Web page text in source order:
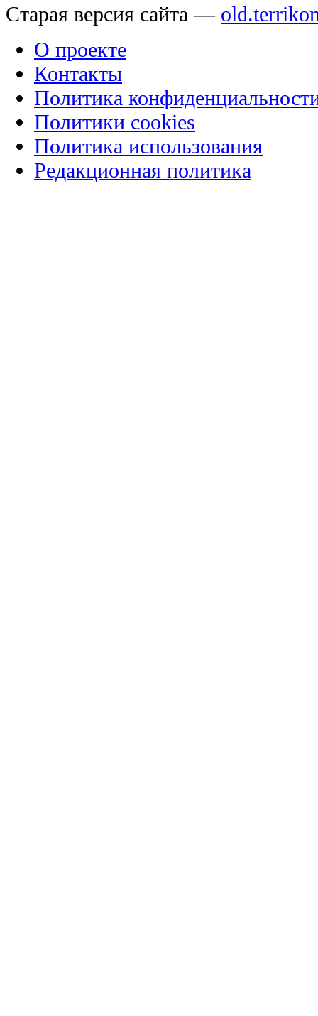
Старая версия сайта —
О проекте
Контакты
Политика
Политики cookies
Политика использования
Редакционная политика